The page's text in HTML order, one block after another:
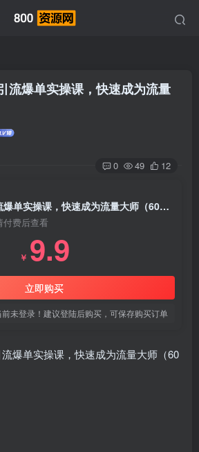
流爆单实操课，快速成为流量
0 49 12
2024实体短视频引流爆单实操课，快速成为流量大师（60节）
付费后查看
￥ 9.9
立即购买
前未登录！建议登陆后购买，可保存购买订单